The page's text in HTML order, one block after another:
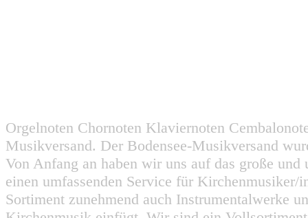
Orgelnoten Chornoten Klaviernoten
Musikversand. Der Bodensee-Musikversand
Von Anfang an haben wir uns auf das große
einen umfassenden Service für
Sortiment zunehmend auch Instrumentalwerke